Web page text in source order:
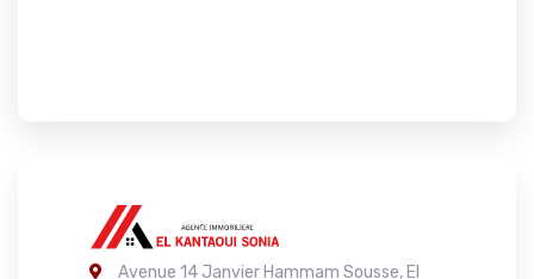
Avenue 14 Janvier Hammam Sousse, El